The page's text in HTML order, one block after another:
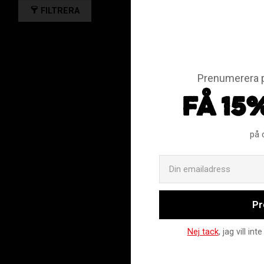
FILTRERA
Prenumerera
FÅ
på
Nej tack, jag vill